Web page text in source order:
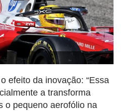
efeito da inovação: “Essa
a transforma
o pequeno aerofólio na